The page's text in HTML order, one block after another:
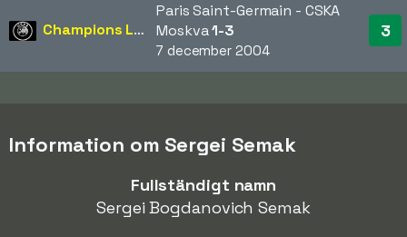
Champions League
Paris Saint-Germain - CSKA
Moskva1-3
7 december 2004
3
Information om Sergei Semak
Fullständigt namn
Sergei Bogdanovich Semak